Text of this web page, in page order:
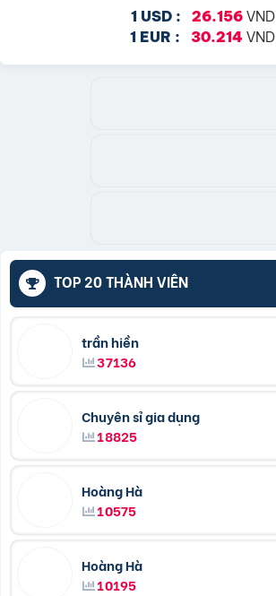
1 USD : 26.156VND
1 EUR : 30.214 VND
TOP 20 THÀNH VIÊN
trần hiền
37136
Chuyên sỉ gia dụng
18825
Hoàng Hà
10575
Hoàng Hà
10195